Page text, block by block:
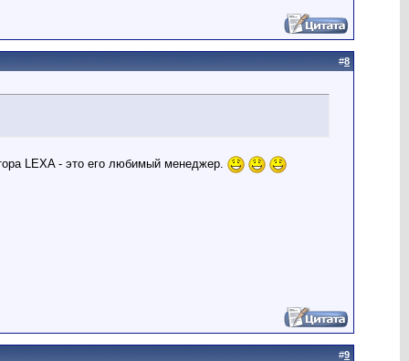
#8
LEXA - это его любимый менеджер.
#9